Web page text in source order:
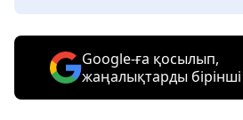
Google-ға қосылып,
жаңалықтарды